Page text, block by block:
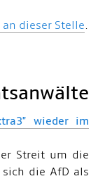
an dieser Stelle.
wieder im
Streit um die
die AfD als